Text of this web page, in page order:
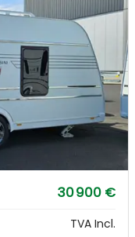
30 900 €
TVA Incl.